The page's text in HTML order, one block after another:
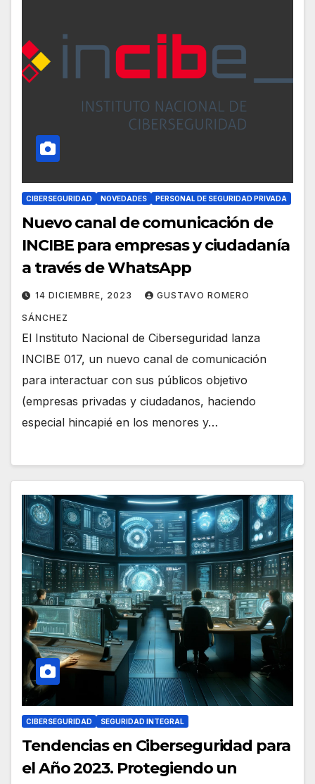
CIBERSEGURIDAD NOVEDADES PERSONAL DE SEGURIDAD PRIVADA
Nuevo canal de comunicación de
INCIBE para empresas y ciudadanía
a través de WhatsApp
14 DICIEMBRE, 2023 GUSTAVO ROMERO
SÁNCHEZ
El Instituto Nacional de Ciberseguridad lanza
INCIBE 017, un nuevo canal de comunicación
para interactuar con sus públicos objetivo
(empresas privadas y ciudadanos, haciendo
especial hincapié en los menores y…
CIBERSEGURIDAD SEGURIDAD INTEGRAL
Tendencias en Ciberseguridad para
el Año 2023. Protegiendo un